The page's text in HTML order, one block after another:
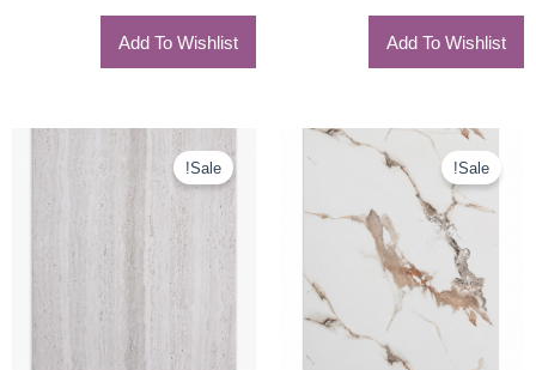
Add To Wishlist
Add To Wishlist
Sale!
המחיר
המקורי
היה:
290.00 ₪.
המחיר
הנוכחי
Sale!
המחיר
המקורי
היה:
350.00 ₪.
הנוכחי
220.00 ₪.